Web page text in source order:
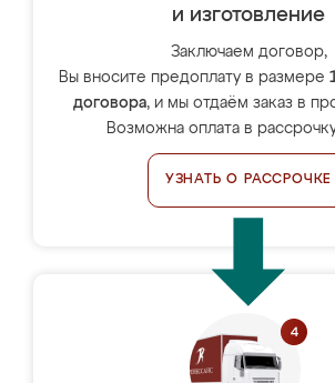
и изготовление
Заключаем договор,
Вы вносите предоплату в размере
договора, и мы отдаём заказ в
Возможна оплата в
УЗНАТЬ О РАССРОЧКЕ